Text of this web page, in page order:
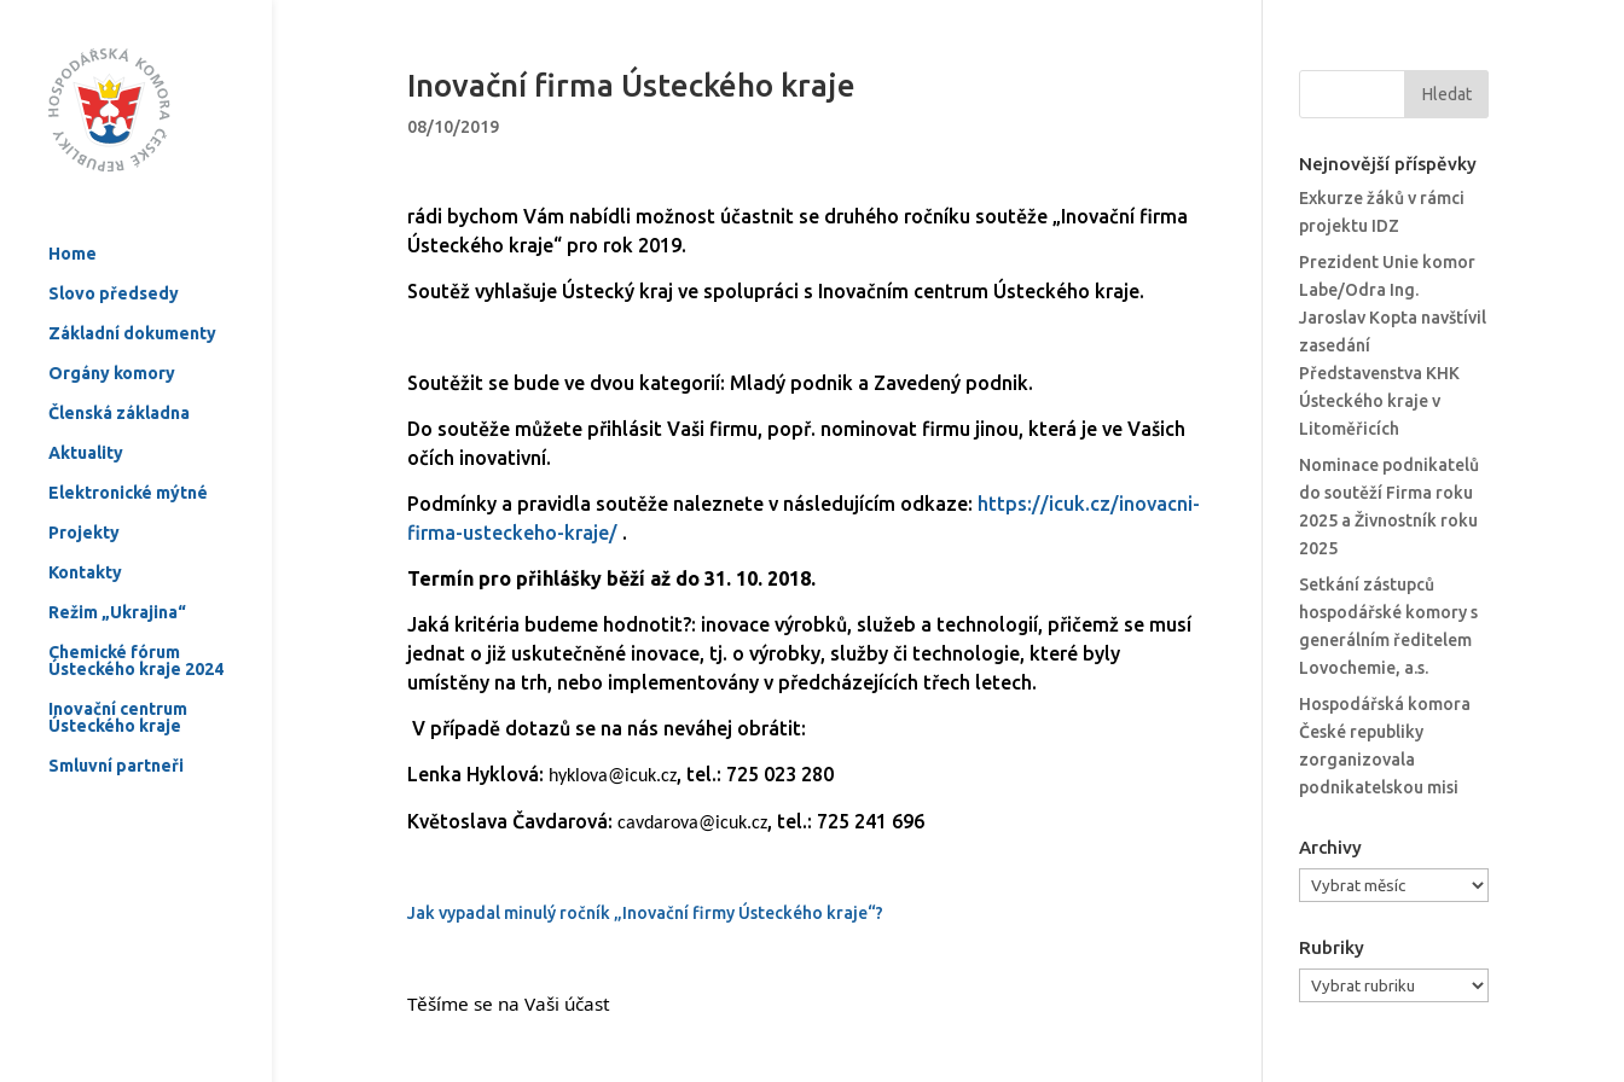
Home
Slovo předsedy
Základní dokumenty
Orgány komory
Členská základna
Aktuality
Elektronické mýtné
Projekty
Kontakty
Režim „Ukrajina“
Chemické fórum
Ústeckého kraje 2024
Inovační centrum
Ústeckého kraje
Smluvní partneři
Inovační firma Ústeckého kraje
08/10/2019
rádi bychom Vám nabídli možnost účastnit se druhého ročníku soutěže „Inovační firma
Ústeckého kraje“ pro rok 2019.
Soutěž vyhlašuje Ústecký kraj ve spolupráci s Inovačním centrum Ústeckého kraje.
Soutěžit se bude ve dvou kategorií: Mladý podnik a Zavedený podnik.
Do soutěže můžete přihlásit Vaši firmu, popř. nominovat firmu jinou, která je ve Vašich
očích inovativní.
Podmínky a pravidla soutěže naleznete v následujícím odkaze: https://icuk.cz/inovacni-
firma-usteckeho-kraje/.
Termín pro přihlášky běží až do 31. 10. 2018.
Jaká kritéria budeme hodnotit?: inovace výrobků, služeb a technologií, přičemž se musí
jednat o již uskutečněné inovace, tj. o výrobky, služby či technologie, které byly
umístěny na trh, nebo implementovány v předcházejících třech letech.
V případě dotazů se na nás neváhej obrátit:
Lenka Hyklová: hyklova@icuk.cz, tel.: 725 023 280
Květoslava Čavdarová: cavdarova@icuk.cz, tel.: 725 241 696
Jak vypadal minulý ročník „Inovační firmy Ústeckého kraje“?
Těšíme se na Vaši účast
Nejnovější příspěvky
Exkurze žáků v rámci
projektu IDZ
Prezident Unie komor
Labe/Odra Ing.
Jaroslav Kopta navštívil
zasedání
Představenstva KHK
Ústeckého kraje v
Litoměřicích
Nominace podnikatelů
do soutěží Firma roku
2025 a Živnostník roku
2025
Setkání zástupců
hospodářské komory s
generálním ředitelem
Lovochemie, a.s.
Hospodářská komora
České republiky
zorganizovala
podnikatelskou misi
Archivy
Archivy
Rubriky
Rubriky